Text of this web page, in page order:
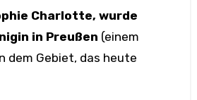
Charlotte, wurde
in Preußen (einem
dem Gebiet, das heute